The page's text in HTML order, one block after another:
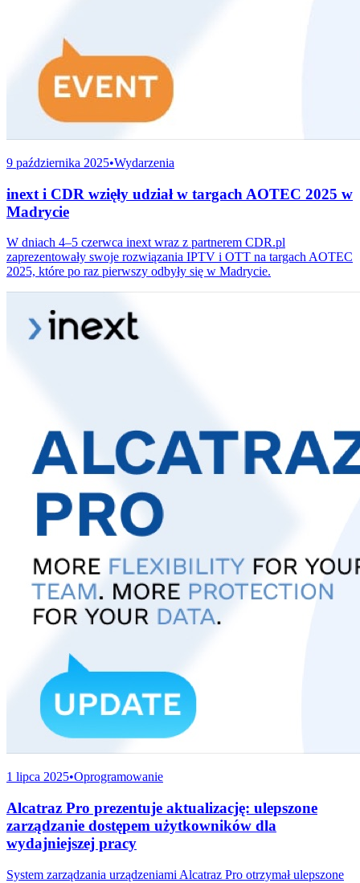
9 października 2025•Wydarzenia
inext i CDR wzięły udział w targach AOTEC 2025 w
Madrycie
W dniach 4–5 czerwca inext wraz z partnerem CDR.pl
zaprezentowały swoje rozwiązania IPTV i OTT na targach AOTEC
2025, które po raz pierwszy odbyły się w Madrycie.
1 lipca 2025•Oprogramowanie
Alcatraz Pro prezentuje aktualizację: ulepszone
zarządzanie dostępem użytkowników dla
wydajniejszej pracy
System zarządzania urządzeniami Alcatraz Pro otrzymał ulepszone